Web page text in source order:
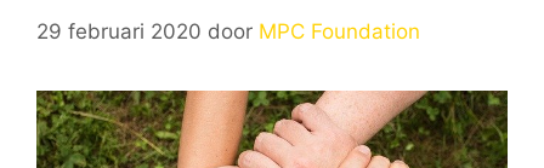
29 februari 2020 door MPC Foundation